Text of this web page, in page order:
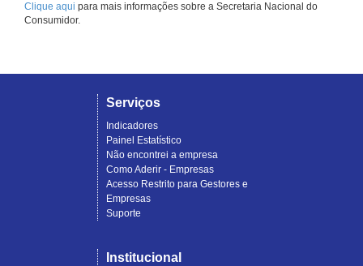
Clique aqui para mais informações sobre a Secretaria Nacional do
Consumidor.
Serviços
Indicadores
Painel Estatístico
Não encontrei a empresa
Como Aderir - Empresas
Acesso Restrito para Gestores e
Empresas
Suporte
Institucional